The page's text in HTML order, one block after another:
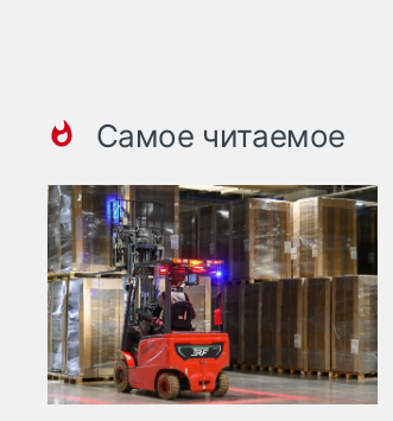
Самое читаемое